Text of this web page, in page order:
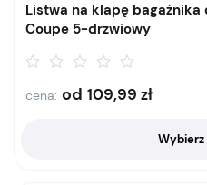
Listwa na klapę bagażnika
Coupe 5-drzwiowy
cena: od 109,99 zł